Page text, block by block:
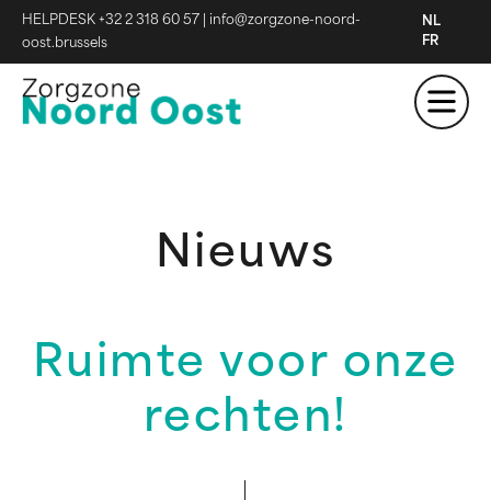
HELPDESK +32 2 318 60 57
info@zorgzone-noord-
oost.brussels
NL
FR
Nieuws
Ruimte voor onze
rechten!